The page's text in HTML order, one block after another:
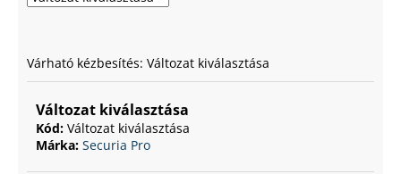
Várható kézbesítés: Változat kiválasztása
Változat kiválasztása
Kód: Változat kiválasztása
Márka: Securia Pro